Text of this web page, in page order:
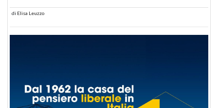
di Elisa Leuzzo